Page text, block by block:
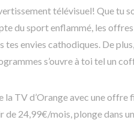
télévisuel! Que tu
du sport enflammé, les
tes envies cathodiques. De
s’ouvre à toi tel un
la TV d’Orange avec une
de 24,99€/mois, plonge dans